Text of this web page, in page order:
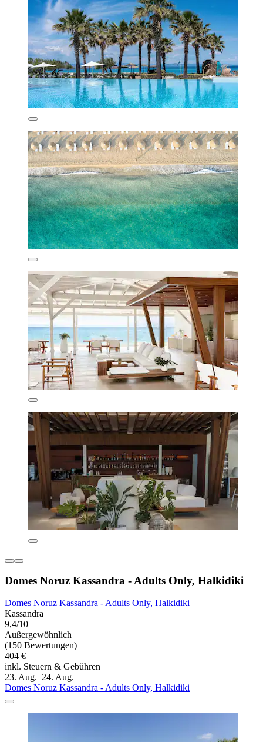
Domes Noruz Kassandra - Adults Only, Halkidiki
Domes Noruz Kassandra - Adults Only, Halkidiki
Kassandra
9,4/10
Außergewöhnlich
(150 Bewertungen)
404 €
inkl. Steuern & Gebühren
23. Aug.–24. Aug.
Domes Noruz Kassandra - Adults Only, Halkidiki